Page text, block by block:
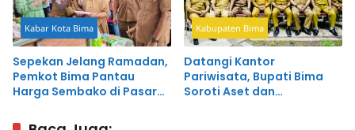
Kabar Kota Bima
Sepekan Jelang Ramadan,
Pemkot Bima Pantau
Harga Sembako di Pasar
Kabupaten Bima
Datangi Kantor
Pariwisata, Bupati Bima
Soroti Aset dan